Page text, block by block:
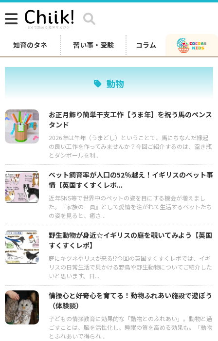
知育のタネ 習い事・受験 コラム
動物
お正月飾り簡単干支工作【うま年】を祝う馬のペンス
タンド
2026年は午年（うまどし）ということで、馬にちなんだ縁起
の良い工作を作ってみませんか？今回ご紹介するのは、空き瓶
とダンボールを利...
ペット飼育率が人口の52％越え！イギリスのペット事
情【英国すくすくレポ...
近年SNS等で世界中のペットの姿を目にする機会が増えまし
た。『家族の一員』として愛情を注がれて生活するペットたち
の姿を見ると、癒さ...
野生動物が身近☆イギリスの庭を覗いてみよう【英国
すくすくレポ】
庭にキツネやリスが来る!?今回の英国すくすくレポでは、イギ
リスの日常生活で見かける野鳥や野生動物についてご紹介した
いと思います。日...
情操心と好奇心を育てる！動物ふれあい施設で遊ぼう
（体験談）
子どもの情操教育に効果的な「動物とのふれあい」。動物と過
ごすことは、脳を活性化し、睡眠の質を高める効果も。「動物
とふれあいで得られ...